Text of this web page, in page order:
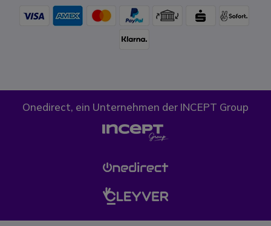
Onedirect, ein Unternehmen der INCEPT Group